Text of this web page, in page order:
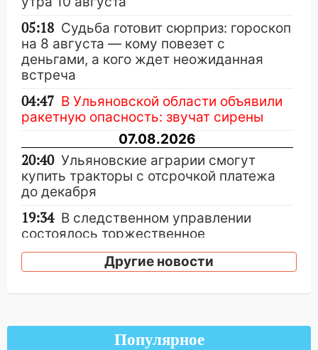
05:18 Судьба готовит сюрприз: гороскоп
на 8 августа — кому повезет с
деньгами, а кого ждет неожиданная
встреча
04:47 В Ульяновской области объявили
ракетную опасность: звучат сирены
07.08.2026
20:40 Ульяновские аграрии смогут
купить тракторы с отсрочкой платежа
до декабря
19:34 В следственном управлении
состоялось торжественное
мероприятие, приуроченное к
празднованию Дня сотрудника органов
поддержать «Симбирскую чебурашку»
на фестивале «ФормАРТ»
Другие новости
Популярное